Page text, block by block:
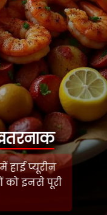
में हाई प्यूरीन
को इनसे पूरी